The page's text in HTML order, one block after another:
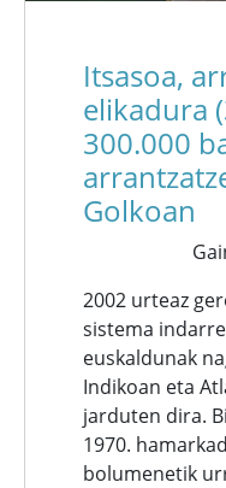
Itsasoa,
elikadura
300.000
Golkoan
2002 urteaz
sistema
euskaldunak
Indikoan eta
jarduten dira.
1970.
bolumenetik